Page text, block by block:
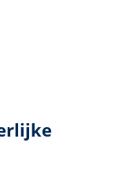
Textiel